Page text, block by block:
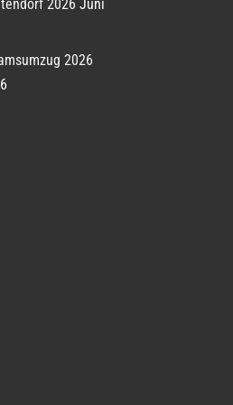
2026 Juni
2026